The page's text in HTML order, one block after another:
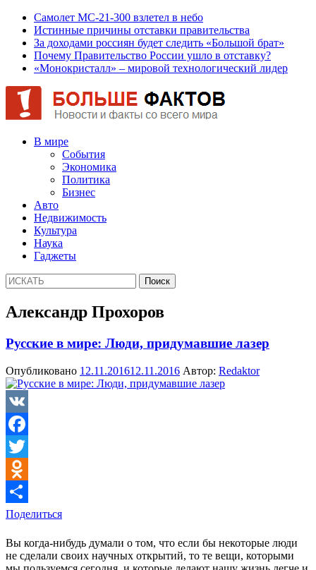
Самолет МС-21-300 взлетел в небо
Истинные причины отставки правительства
За доходами россиян будет следить «Большой брат»
Почему Правительство России ушло в отставку?
«Монокристалл» – мировой технологический лидер
В мире
События
Экономика
Политика
Бизнес
Авто
Недвижимость
Культура
Наука
Гаджеты
Александр Прохоров
Русские в мире: Люди, придумавшие лазер
Опубликовано 12.11.201612.11.2016 Автор: Redaktor
VK
Facebook
Twitter
Odnoklassniki
Поделиться
Вы когда-нибудь думали о том, что если бы некоторые люди
не сделали своих научных открытий, то те вещи, которыми